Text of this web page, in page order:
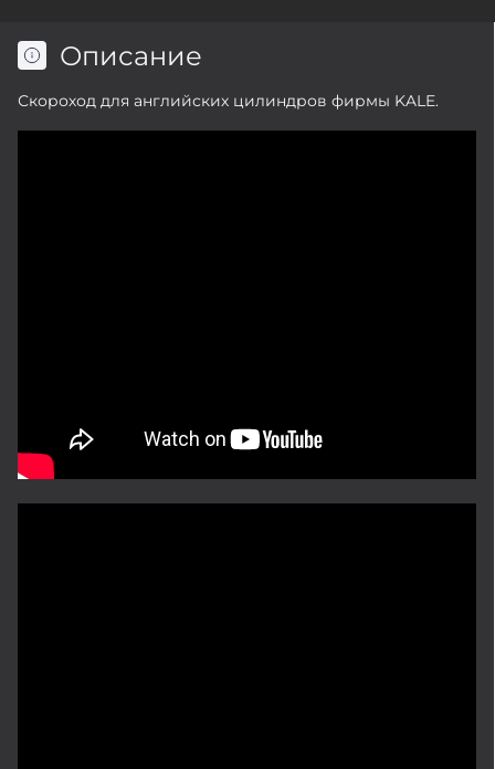
Описание
Скороход для английских цилиндров фирмы KALE.